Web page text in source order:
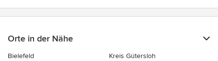
Orte in der Nähe
Bielefeld
Kreis Gütersloh